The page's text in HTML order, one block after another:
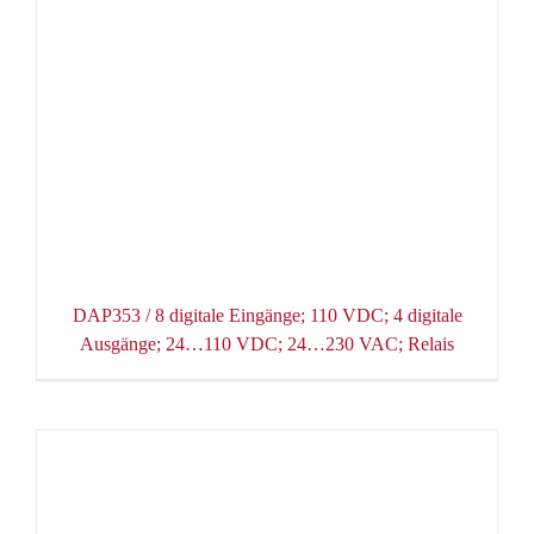
DAP353 / 8 digitale Eingänge; 110 VDC; 4 digitale
Ausgänge; 24…110 VDC; 24…230 VAC; Relais